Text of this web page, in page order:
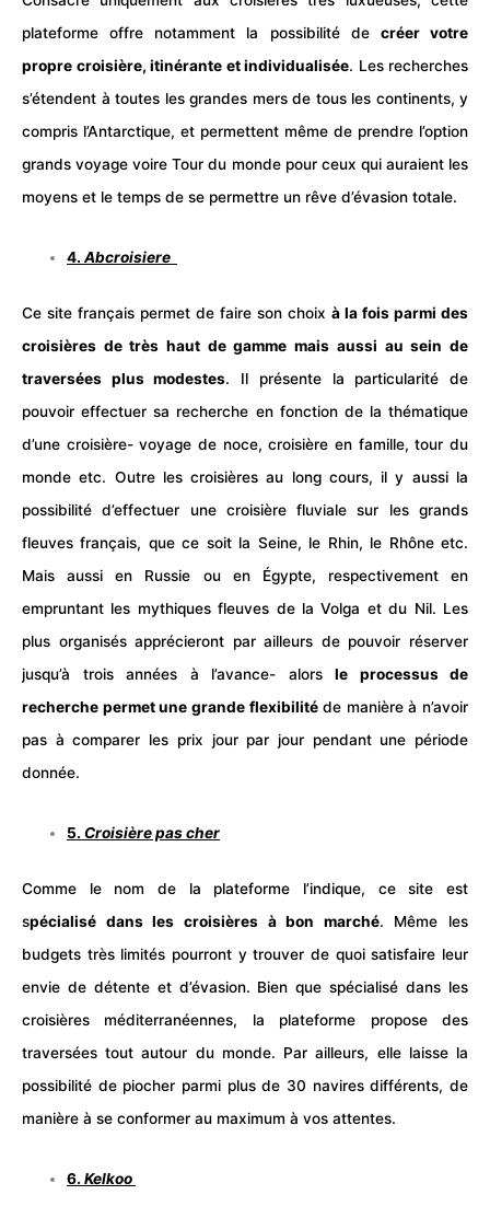
plateforme offre notamment la possibilité de créer votre
propre croisière, itinérante et individualisée. Les recherches
s’étendent à toutes les grandes mers de tous les continents, y
compris l’Antarctique, et permettent même de prendre l’option
grandsvoyage voire Tour du monde pour ceux qui auraient les
moyens et le temps de se permettre un rêve d’évasion totale.
4.Abcroisiere
Ce site français permet de faire son choix à la fois parmi des
croisières de très haut de gamme mais aussi au sein de
traversées plus modestes. Il présente la particularité de
pouvoir effectuer sa recherche en fonction de la thématique
d’une croisière- voyage de noce, croisière en famille, tour du
monde etc. Outre les croisières au long cours, il y aussi la
possibilité d’effectuer une croisière fluviale sur les grands
fleuves français, que ce soit la Seine, le Rhin, le Rhône etc.
Mais aussi en Russie ou en Égypte, respectivement en
empruntant les mythiques fleuves de la Volga et du Nil. Les
plus organisés apprécieront par ailleurs de pouvoir réserver
jusqu’à trois années à l’avance- alors le processus de
recherche permet une grande flexibilitéde manière à n’avoir
pas à comparer les prix jour par jour pendant une période
donnée.
5. Croisière pas cher
Comme le nom de la plateforme l’indique, ce site est
spécialisé dans les croisières à bon marché. Même les
budgets très limités pourront y trouver de quoi satisfaire leur
envie de détente et d’évasion. Bien que spécialisé dans les
croisières méditerranéennes, la plateforme propose des
traversées tout autour du monde. Par ailleurs, elle laisse la
possibilité de piocher parmi plus de 30 navires différents, de
manière à se conformer au maximum à vos attentes.
6.Kelkoo